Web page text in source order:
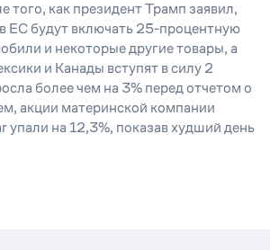
того, как президент Трамп заявил,
ЕС будут включать 25-процентную
и некоторые другие товары, а
и Канады вступят в силу 2
более чем на 3% перед отчетом о
акции материнской компании
упали на 12,3%, показав худший день